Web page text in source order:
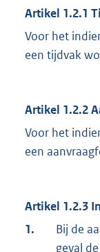
Artikel 1.2.1
Voor het
een tijdvak
Artikel 1.2.2
Voor het
een
Artikel 1.2.3
1.
Bij de
geval